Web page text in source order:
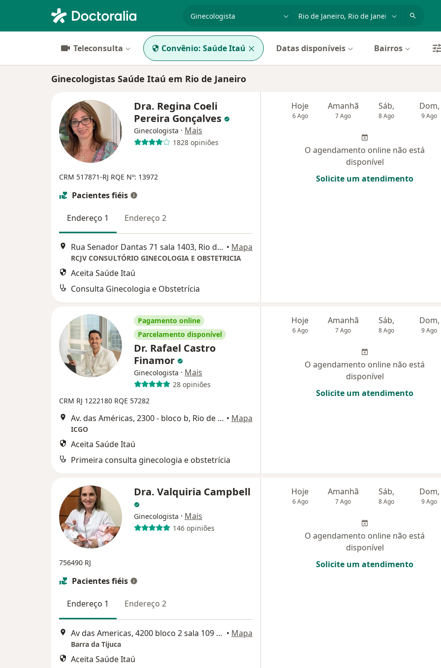
Teleconsulta Convênio: Saúde Itaú Datas disponíveis Bairros
Ginecologistas Saúde Itaú em Rio de Janeiro
Dra. Regina Coeli
Pereira Gonçalves
Ginecologista · Mais
1828 opiniões
CRM 517871-RJ RQE Nº: 13972
Pacientes fiéis
Endereço 1 Endereço 2
Rua Senador Dantas 71 sala 1403, Rio de Janeiro • Mapa
RCJV CONSULTÓRIO GINECOLOGIA E OBSTETRICIA
Aceita Saúde Itaú
Consulta Ginecologia e Obstetrícia
Hoje
6 Ago
Amanhã
7 Ago
Sáb,
8 Ago
Dom,
9 Ago
O agendamento online não está
disponível
Solicite um atendimento
Pagamento online
Parcelamento disponível
Dr. Rafael Castro
Finamor
Ginecologista · Mais
28 opiniões
CRM RJ 1222180 RQE 57282
Av. das Américas, 2300 - bloco b, Rio de Janeiro • Mapa
ICGO
Aceita Saúde Itaú
Primeira consulta ginecologia e obstetrícia
Hoje
6 Ago
Amanhã
7 Ago
Sáb,
8 Ago
Dom,
9 Ago
O agendamento online não está
disponível
Solicite um atendimento
Dra. Valquiria Campbell
Ginecologista · Mais
146 opiniões
756490 RJ
Pacientes fiéis
Endereço 1 Endereço 2
Av das Americas, 4200 bloco 2 sala 109 - Barra da Tijuca, Rio de Janeiro • Mapa
Barra da Tijuca
Aceita Saúde Itaú
Hoje
6 Ago
Amanhã
7 Ago
Sáb,
8 Ago
Dom,
9 Ago
O agendamento online não está
disponível
Solicite um atendimento